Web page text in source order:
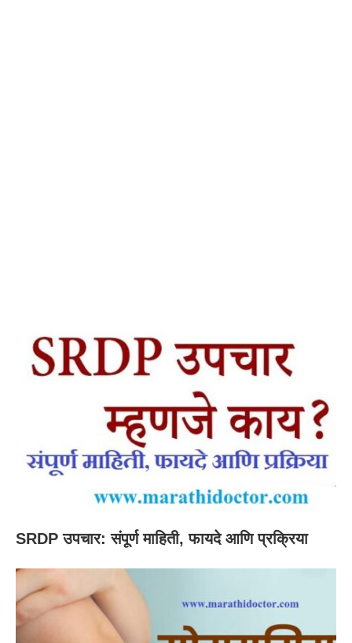
SRDP उपचार: संपूर्ण माहिती, फायदे आणि प्रक्रिया